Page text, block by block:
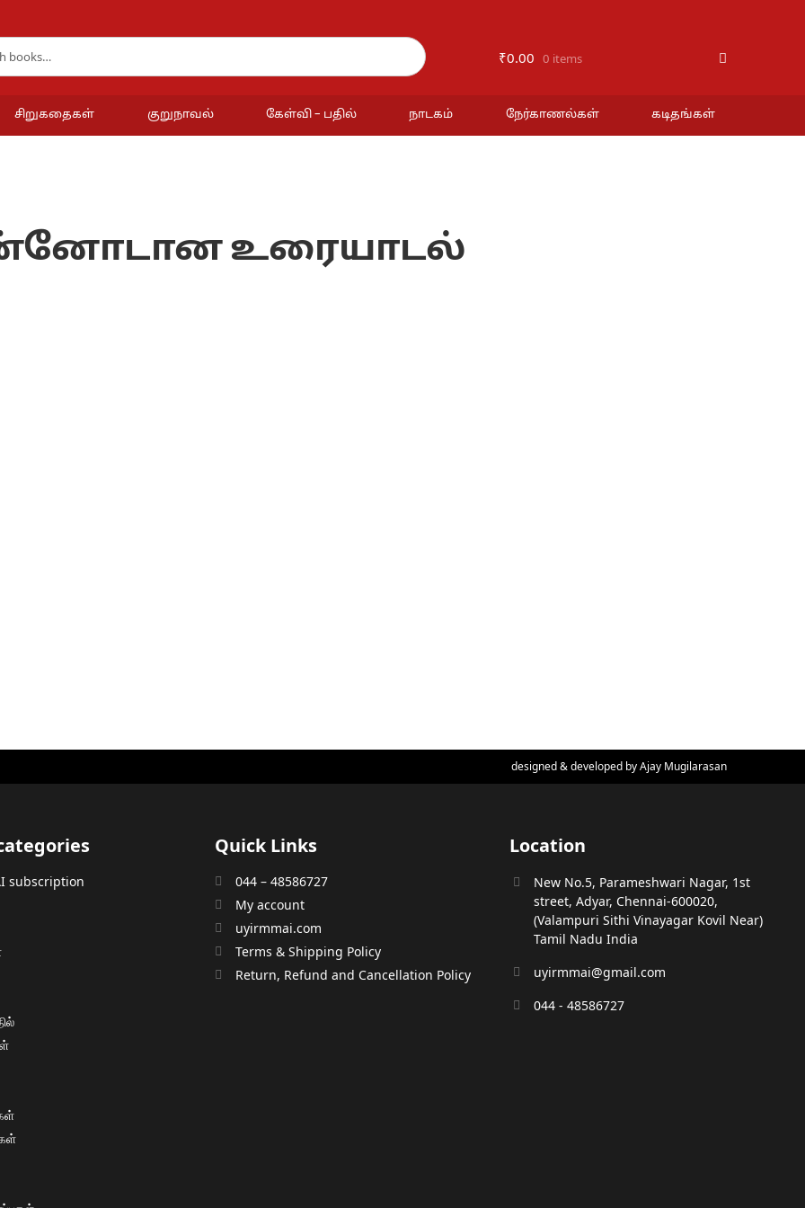
₹0.00 0 items
சிறுகதைகள் குறுநாவல் கேள்வி – பதில் நாடகம் நேர்காணல்கள் கடிதங்கள்
உரையாடல்
designed & developed byAjay Mugilarasan
subscription
Quick Links
044 – 48586727
My account
uyirmmai.com
Terms & Shipping Policy
Return, Refund and Cancellation Policy
Location
New No.5, Parameshwari Nagar, 1st
street, Adyar, Chennai-600020,
(Valampuri Sithi Vinayagar Kovil Near)
Tamil Nadu India
uyirmmai@gmail.com
044 - 48586727